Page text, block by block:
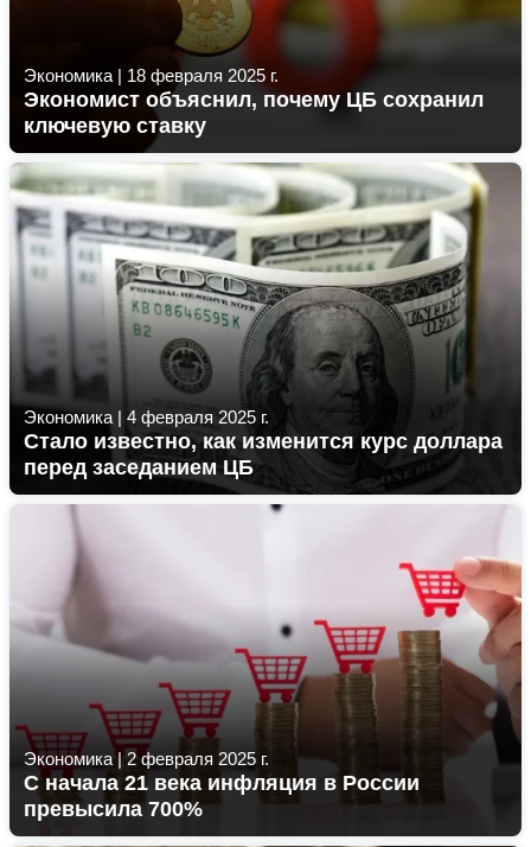
Экономика | 18 февраля 2025 г.
Экономист объяснил, почему ЦБ сохранил
ключевую ставку
Экономика | 4 февраля 2025 г.
Стало известно, как изменится курс доллара
перед заседанием ЦБ
Экономика|2 февраля 2025 г.
С начала 21 века инфляция в России
превысила 700%